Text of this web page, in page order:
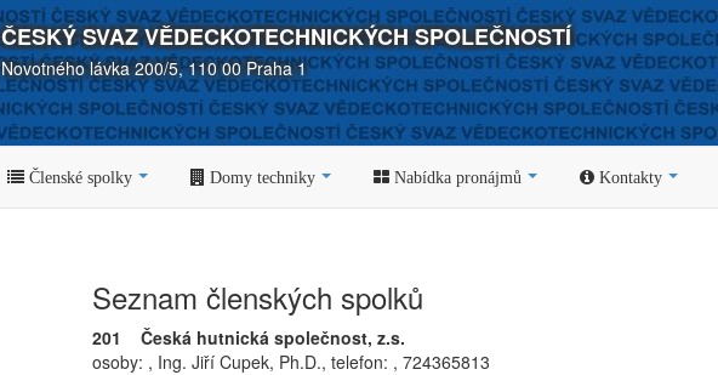
ČESKÝ SVAZ VĚDECKOTECHNICKÝCH SPOLEČNOSTÍ
Novotného lávka 200/5, 110 00 Praha 1
Členské spolky Domy techniky Nabídka pronájmů Kontakty
Seznam členských spolků
201 Česká hutnická společnost, z.s.
osoby: , Ing. Jiří Cupek, Ph.D., telefon: , 724365813